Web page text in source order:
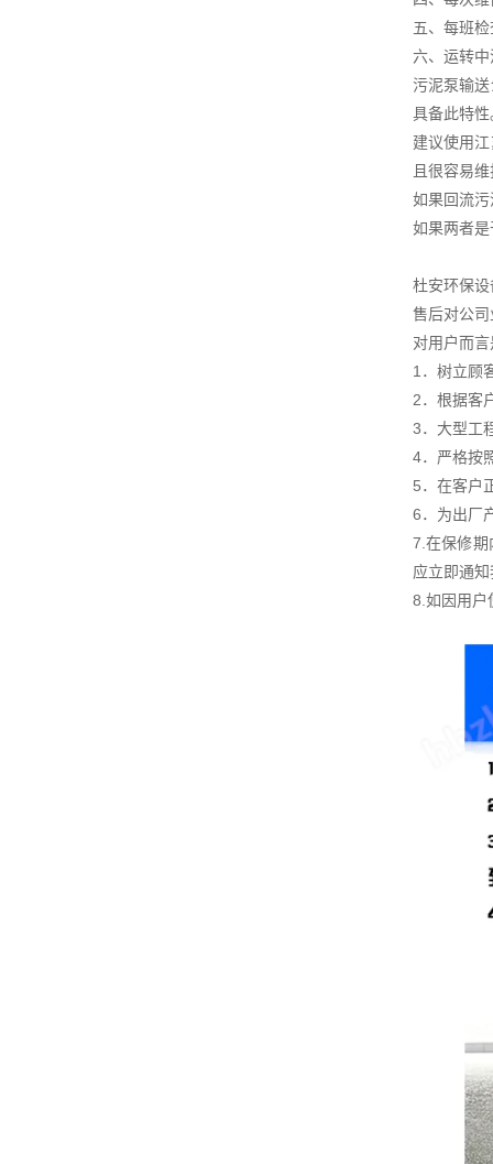
五、每班
六、运转
污泥泵输
具备此特性
建议使用
且很容易
如果回流
如果两者
杜安环保
售后对公
对用户而
1．树立顾
2．根据客
3．大型工
4．严格按
5．在客户
6．为出厂
7.在保修期
应立即通
8.如因用户